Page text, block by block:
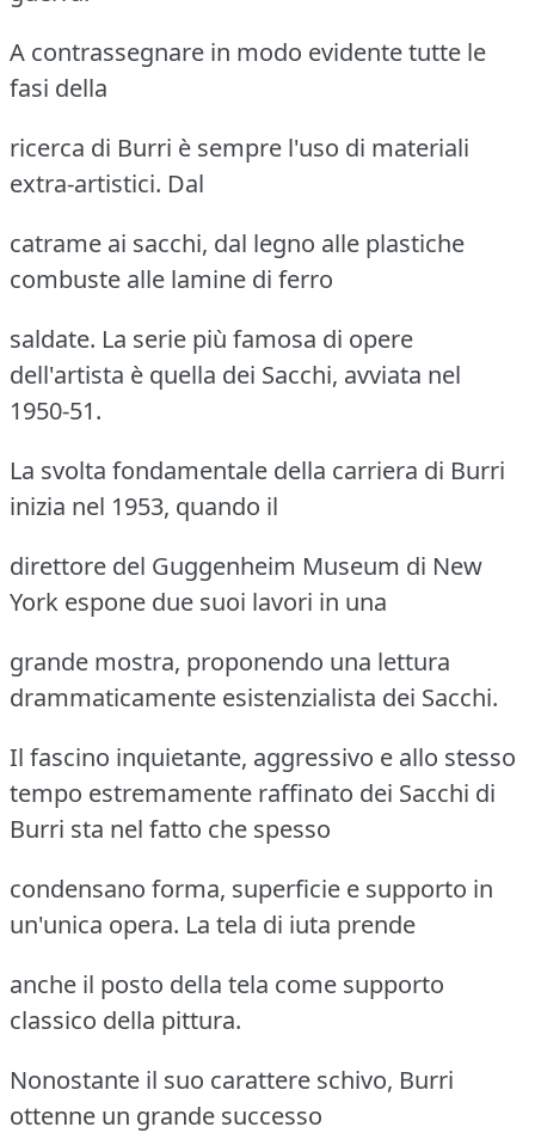
A contrassegnare in modo evidente tutte le
fasi della
ricerca di Burri è sempre l'uso di materiali
extra-artistici. Dal
catrame ai sacchi, dal legno alle plastiche
combuste alle lamine di ferro
saldate. La serie più famosa di opere
dell'artista è quella dei Sacchi, avviata nel
1950-51.
La svolta fondamentale della carriera di Burri
inizia nel 1953, quando il
direttore del Guggenheim Museum di New
York espone due suoi lavori in una
grande mostra, proponendo una lettura
drammaticamente esistenzialista dei Sacchi.
Il fascino inquietante, aggressivo e allo stesso
tempo estremamente raffinato dei Sacchi di
Burri sta nel fatto che spesso
condensano forma, superficie e supporto in
un'unica opera. La tela di iuta prende
anche il posto della tela come supporto
classico della pittura.
Nonostante il suo carattere schivo, Burri
ottenne un grande successo